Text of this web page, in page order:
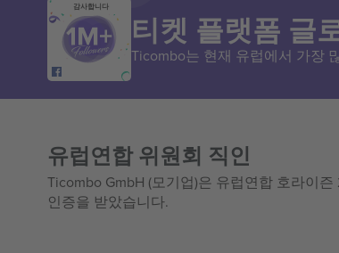
감사합니다
티켓 플랫폼 글
Ticombo는 현재 유럽에서 가장
유럽연합 위원회 직인
Ticombo GmbH (모기업)은 유럽연합 호라이
인증을 받았습니다.